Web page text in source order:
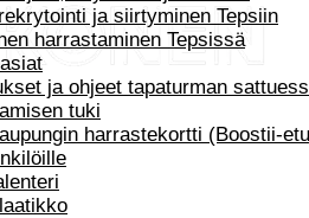
ja siirtyminen Tepsiin
harrastaminen Tepsissä
ja ohjeet tapaturman
tuki
harrastekortti (Boostii-